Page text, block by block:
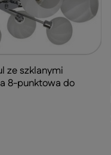
ze szklanymi
8-punktowa do